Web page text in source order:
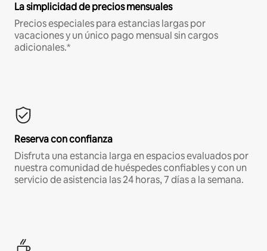
La simplicidad de precios mensuales
Precios especiales para estancias largas por
vacaciones y un único pago mensual sin cargos
adicionales.*
Reserva con confianza
Disfruta una estancia larga en espacios evaluados por
nuestra comunidad de huéspedes confiables y con un
servicio de asistencia las 24 horas, 7 días a la semana.